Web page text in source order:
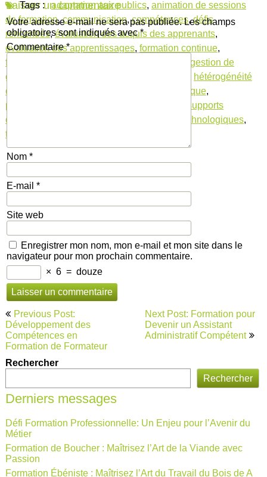
Tags : adaptation aux publics, animation de sessions
de formation,communication,compétences,défis
rencontrés,évaluation des acquis des apprenants,
évaluation des apprentissages, formation continue,
formation de formateur
gestion de
groupe
hétérogénéité
des profils à former
méthodologie pédagogique,
pédagogiques
supports
didactiques
tendances pédagogiques et technologiques,
transmission du savoir
Laisser un commentaire
Votre adresse e-mail ne sera pas publiée. Les champs
obligatoires sont indiqués avec*
Commentaire*
Nom *
E-mail *
Site web
Enregistrer mon nom, mon e-mail et mon site dans le
navigateur pour mon prochain commentaire.
× 6 = douze
Navigation
de
l’article
Previous Post:
Développement des
Compétences en
Formation de Formateur
Next Post: Formation pour
Devenir un Assistant
Administratif Compétent
Rechercher
Rechercher
Derniers messages
Défi Formation Professionnelle: Un Enjeu pour l’Avenir du
Métier
Formation de Boucher : Maîtrisez l’Art de la Viande avec
Passion
Formation Ébéniste : Maîtrisez l’Art du Travail du Bois de A